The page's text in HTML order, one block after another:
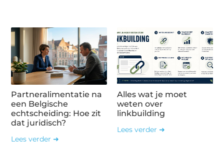
Partneralimentatie na
een Belgische
echtscheiding: Hoe zit
dat juridisch?
Lees verder ➜
Alles wat je moet
weten over
linkbuilding
Lees verder ➜